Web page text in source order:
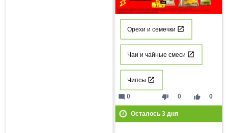
Орехи и семечки
Чаи и чайные смеси
Чипсы
thumb_down 0 thumb_up 0
mode_comment 0
Осталось 3дня